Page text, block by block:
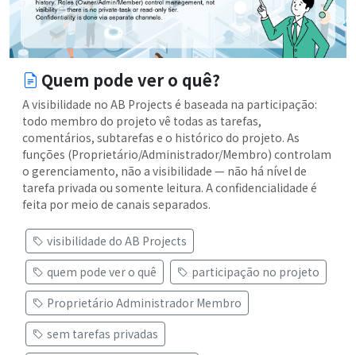
Quem pode ver o quê?
A visibilidade no AB Projects é baseada na participação:
todo membro do projeto vê todas as tarefas,
comentários, subtarefas e o histórico do projeto. As
funções (Proprietário/Administrador/Membro) controlam
o gerenciamento, não a visibilidade — não há nível de
tarefa privada ou somente leitura. A confidencialidade é
feita por meio de canais separados.
visibilidade do AB Projects
quem pode ver o quê
participação no projeto
Proprietário Administrador Membro
sem tarefas privadas